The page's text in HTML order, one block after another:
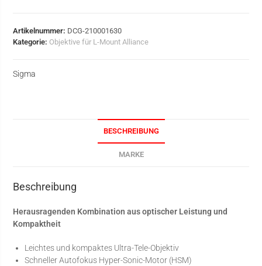
Artikelnummer: DCG-210001630
Kategorie: Objektive für L-Mount Alliance
Sigma
BESCHREIBUNG
MARKE
Beschreibung
Herausragenden Kombination aus optischer Leistung und
Kompaktheit
Leichtes und kompaktes Ultra-Tele-Objektiv
Schneller Autofokus Hyper-Sonic-Motor (HSM)